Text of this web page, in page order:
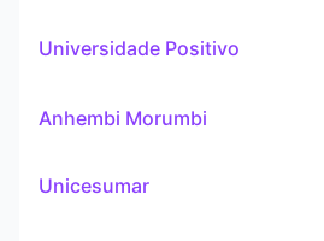
Universidade Positivo
Anhembi Morumbi
Unicesumar